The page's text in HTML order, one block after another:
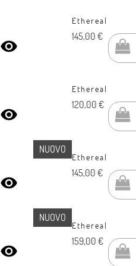

Ethereal
Prezzo
145,00 €

Ethereal
Prezzo
120,00 €
NUOVO

Ethereal
Prezzo
145,00 €
NUOVO

Ethereal
Prezzo
159,00 €